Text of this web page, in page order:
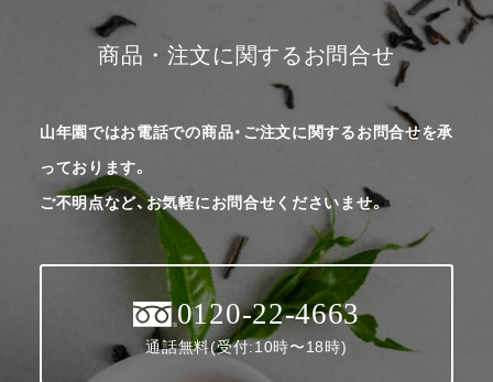
商品・注文に関するお問合せ
山年園ではお電話での商品・ご注文に関するお問合せを承
っております。
ご不明点など、お気軽にお問合せくださいませ。
0120-22-4663
通話無料(受付:10時〜18時)